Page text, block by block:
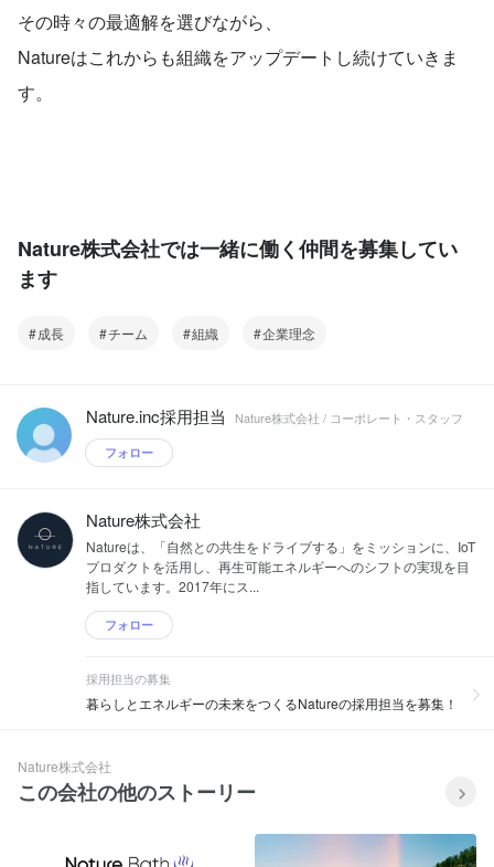
その時々の最適解を選びながら、
Natureはこれからも組織をアップデートし続けていきま
す。
Nature株式会社では一緒に働く仲間を募集してい
ます
成長 チーム 組織 企業理念
Nature.inc採用担当 Nature株式会社 / コーポレート・スタッフ
フォロー
Nature株式会社
Natureは、「自然との共生をドライブする」をミッションに、IoT
プロダクトを活用し、再生可能エネルギーへのシフトの実現を目
指しています。2017年にス...
フォロー
採用担当の募集
暮らしとエネルギーの未来をつくるNatureの採用担当を募集！
Nature株式会社
この会社の他のストーリー